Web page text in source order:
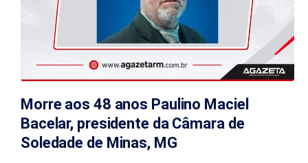
Morre aos 48 anos Paulino Maciel
Bacelar, presidente da Câmara de
Soledade de Minas, MG